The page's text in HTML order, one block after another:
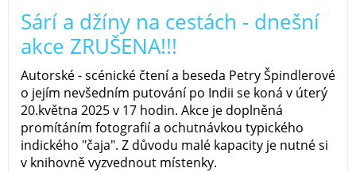
Sárí a džíny na cestách - dnešní
akce ZRUŠENA!!!
Autorské - scénické čtení a beseda Petry Špindlerové
o jejím nevšedním putování po Indii se koná v úterý
20.května 2025 v 17 hodin. Akce je doplněná
promítáním fotografií a ochutnávkou typického
indického "čaja". Z důvodu malé kapacity je nutné si
v knihovně vyzvednout místenky.